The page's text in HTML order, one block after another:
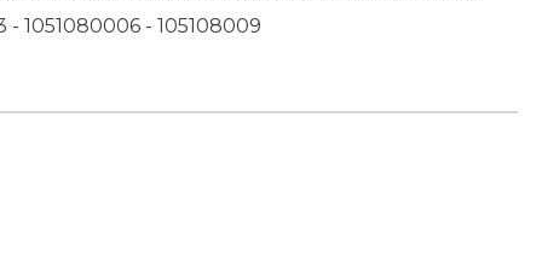
- 1051080006 - 105108009